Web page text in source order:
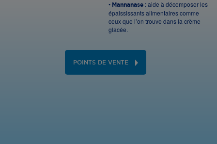
• Mannanase : aide à décomposer les
épaississants alimentaires comme
ceux que l’on trouve dans la crème
glacée.
POINTS DE VENTE